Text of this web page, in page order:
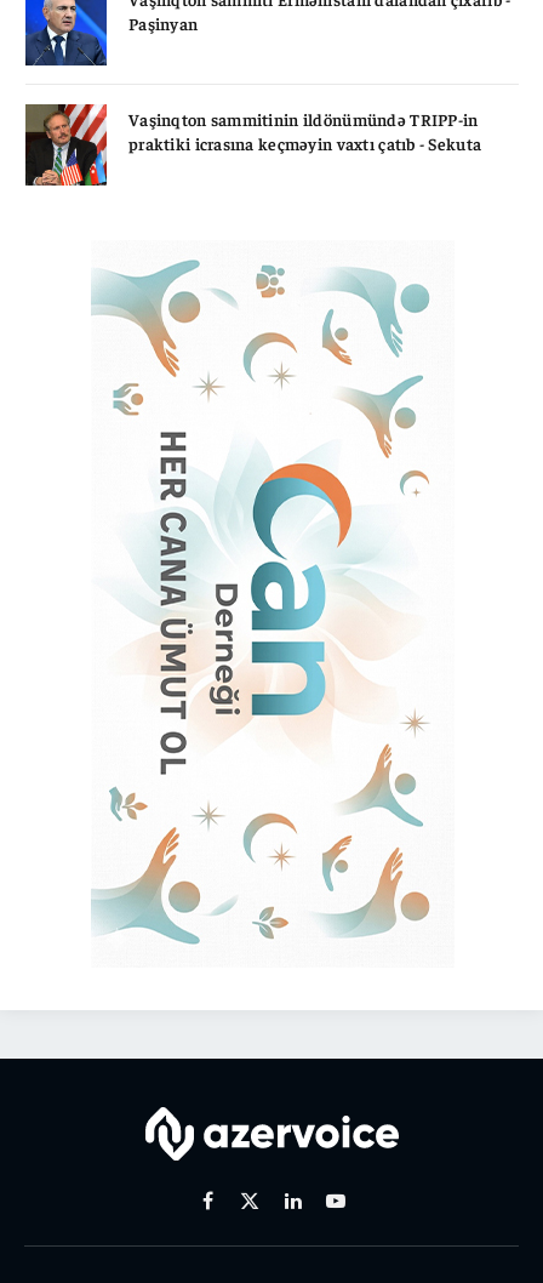
Paşinyan
Vaşinqton sammitinin ildönümündə TRIPP-in
praktiki icrasına keçməyin vaxtı çatıb - Sekuta
Facebook
X
LinkedinYoutube